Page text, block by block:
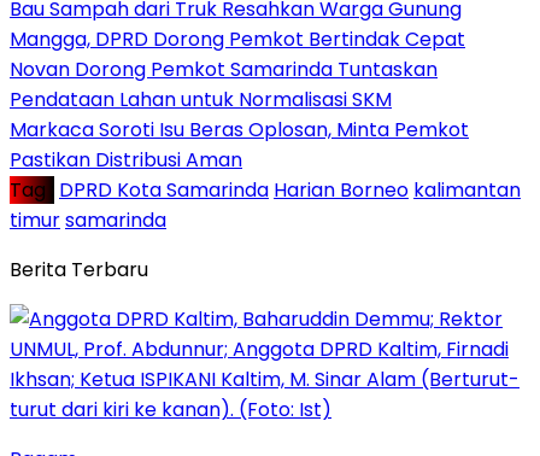
Bau Sampah dari Truk Resahkan Warga Gunung
Mangga, DPRD Dorong Pemkot Bertindak Cepat
Novan Dorong Pemkot Samarinda Tuntaskan
Pendataan Lahan untuk Normalisasi SKM
Markaca Soroti Isu Beras Oplosan, Minta Pemkot
Pastikan Distribusi Aman
Tag : DPRD Kota Samarinda Harian Borneo kalimantan
timursamarinda
Berita Terbaru